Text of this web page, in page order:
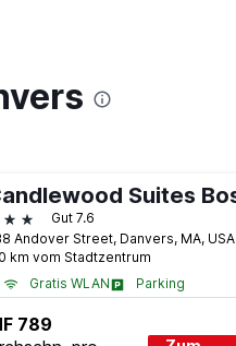
Gut 7.6
Andover Street, Danvers, MA, USA
km vom Stadtzentrum
Gratis WLAN
Parking
789